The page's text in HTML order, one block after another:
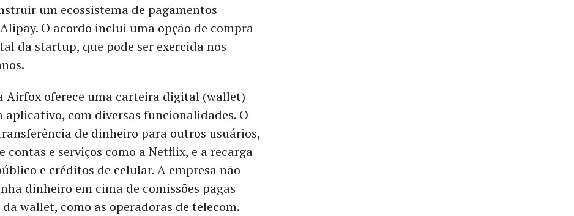
um ecossistema de pagamentos
O acordo inclui uma opção de compra
da startup, que pode ser exercida nos
Airfox oferece uma carteira digital (wallet)
aplicativo, com diversas funcionalidades. O
de dinheiro para outros usuários,
contas e serviços como a Netflix, e a recarga
e créditos de celular. A empresa não
dinheiro em cima de comissões pagas
wallet, como as operadoras de telecom.